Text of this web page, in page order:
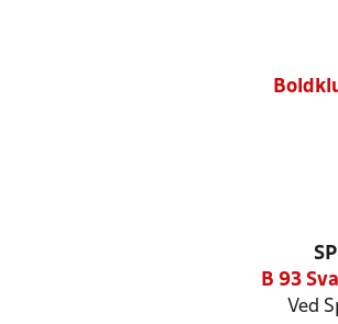
B 93
Ved